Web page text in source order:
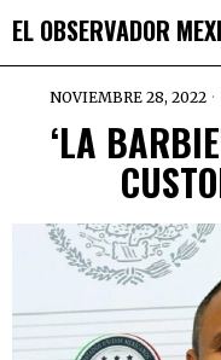
EL OBSERVADOR
NOVIEMBRE 28, 2022
‘LA